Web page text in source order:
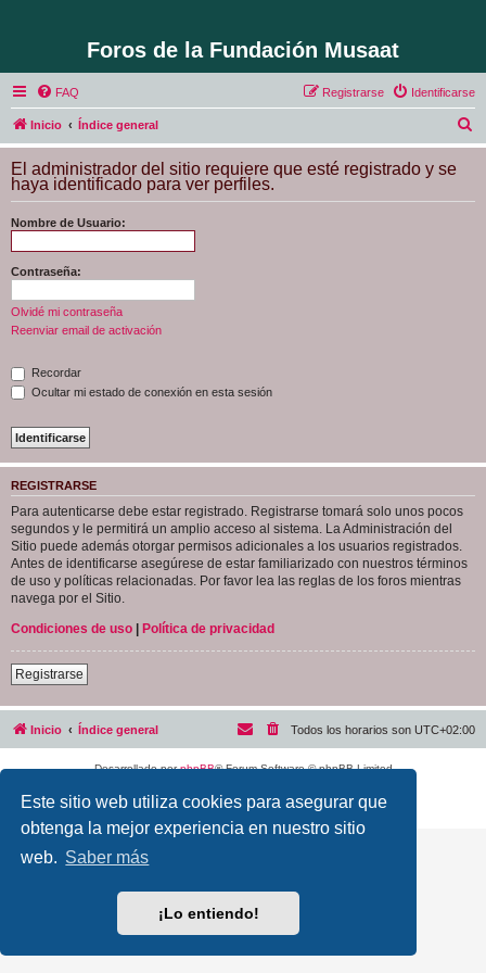
Este sitio web utiliza cookies para asegurar que
obtenga la mejor experiencia en nuestro sitio
web. Saber más
¡Lo entiendo!
Foros de la Fundación Musaat
FAQ Identificarse
Registrarse
Inicio Índice general
u
c
El administrador del sitio requiere que esté registrado y se
haya identificado para ver perfiles.
Nombre de Usuario:
Contraseña:
Olvidé mi contraseña
Reenviar email de activación
Recordar
Ocultar mi estado de conexión en esta sesión
REGISTRARSE
Para autenticarse debe estar registrado. Registrarse tomará solo unos pocos
segundos y le permitirá un amplio acceso al sistema. La Administración del
Sitio puede además otorgar permisos adicionales a los usuarios registrados.
Antes de identificarse asegúrese de estar familiarizado con nuestros términos
de uso y políticas relacionadas. Por favor lea las reglas de los foros mientras
navega por el Sitio.
Condiciones de uso | Política de privacidad
Registrarse
Inicio Índice general Todos los horarios son UTC+02:00
Desarrollado porphpBB® Forum Software © phpBB Limited
Privacidad| Condiciones